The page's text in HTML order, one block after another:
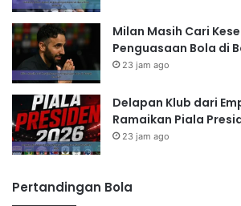
Milan Masih Cari
Penguasaan Bola di
23 jam ago
Delapan Klub dari
Ramaikan Piala
23 jam ago
Pertandingan Bola